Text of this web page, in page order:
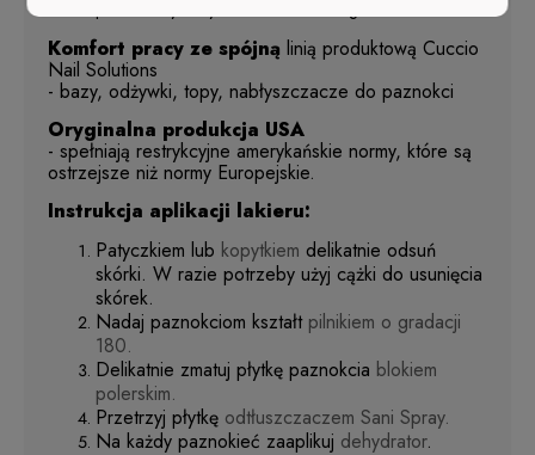
Komfort pracy ze spójną linią produktową Cuccio
Nail Solutions
- bazy, odżywki, topy, nabłyszczacze do paznokci
Oryginalna produkcja USA
- spełniają restrykcyjne amerykańskie normy, które są
ostrzejsze niż normy Europejskie.
Instrukcja aplikacji lakieru:
Patyczkiem lub kopytkiem delikatnie odsuń
skórki. W razie potrzeby użyj cążki do usunięcia
skórek.
Nadaj paznokciom kształt pilnikiem o gradacji
180.
Delikatnie zmatuj płytkę paznokcia blokiem
polerskim.
Przetrzyj płytkę odtłuszczaczem Sani Spray.
Na każdy paznokieć zaaplikuj dehydrator.